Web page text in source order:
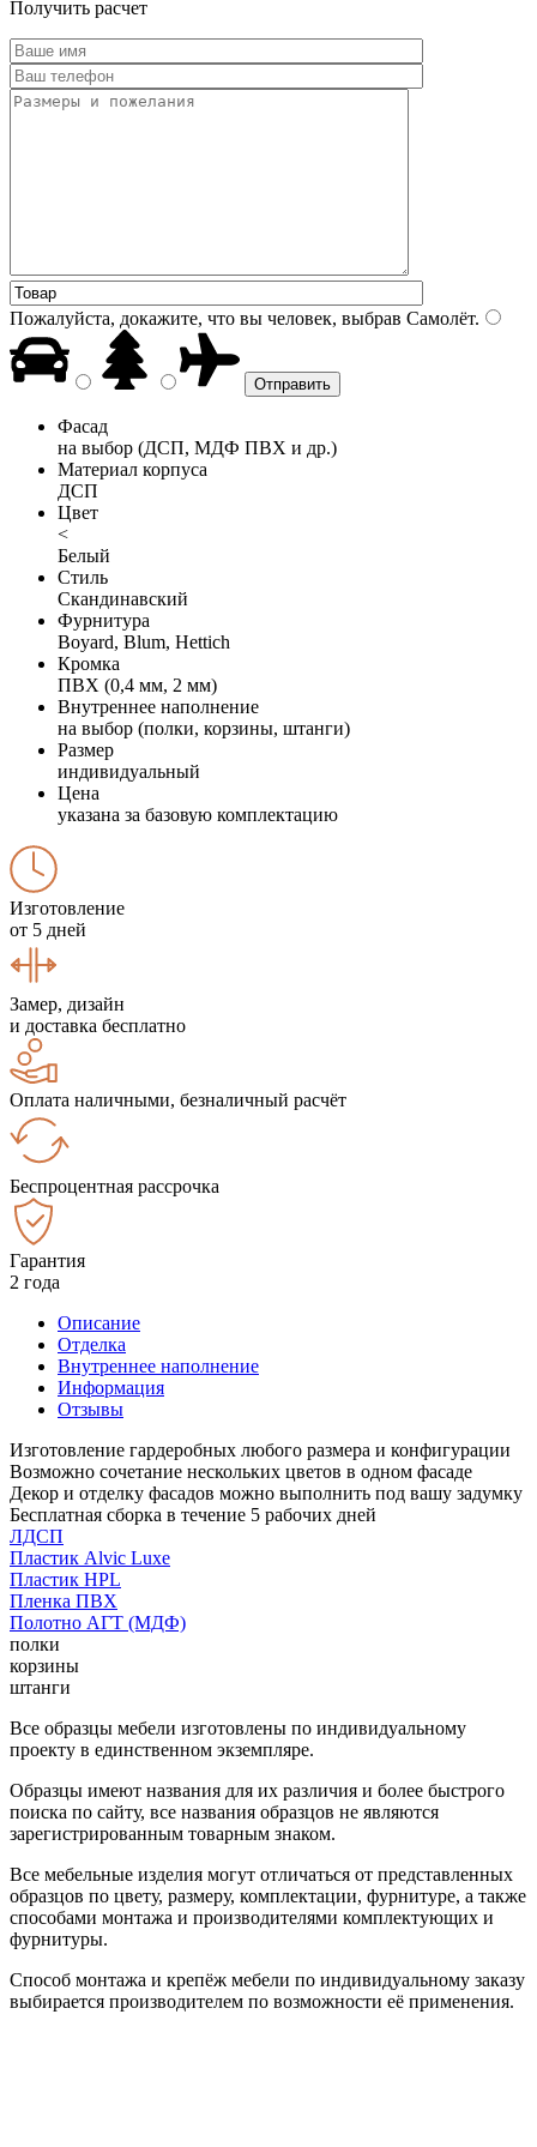
Получить расчет
Пожалуйста, докажите, что вы человек, выбрав Самолёт.
Фасад
на выбор (ДСП, МДФ ПВХ и др.)
Материал корпуса
ДСП
Цвет
<
Белый
Стиль
Скандинавский
Фурнитура
Boyard, Blum, Hettich
Кромка
ПВХ (0,4 мм, 2 мм)
Внутреннее наполнение
на выбор (полки, корзины, штанги)
Размер
индивидуальный
Цена
указана за базовую комплектацию
Изготовление
от 5 дней
Замер, дизайн
и доставка бесплатно
Оплата наличными, безналичный расчёт
Беспроцентная рассрочка
Гарантия
2 года
Описание
Отделка
Внутреннее наполнение
Информация
Отзывы
Изготовление гардеробных любого размера и конфигурации
Возможно сочетание нескольких цветов в одном фасаде
Декор и отделку фасадов можно выполнить под вашу задумку
Бесплатная сборка в течение 5 рабочих дней
ЛДСП
Пластик Alvic Luxe
Пластик HPL
Пленка ПВХ
Полотно АГТ (МДФ)
полки
корзины
штанги
Все образцы мебели изготовлены по индивидуальному
проекту в единственном экземпляре.
Образцы имеют названия для их различия и более быстрого
поиска по сайту, все названия образцов не являются
зарегистрированным товарным знаком.
Все мебельные изделия могут отличаться от представленных
образцов по цвету, размеру, комплектации, фурнитуре, а также
способами монтажа и производителями комплектующих и
фурнитуры.
Способ монтажа и крепёж мебели по индивидуальному заказу
выбирается производителем по возможности её применения.